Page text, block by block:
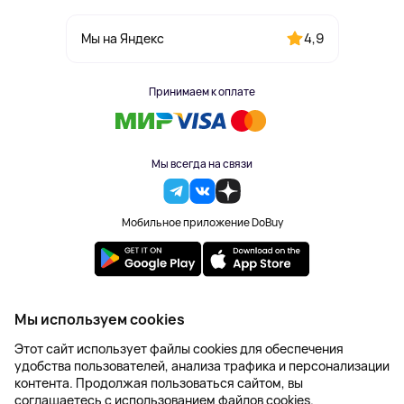
Мы на Яндекс 4,9
Принимаем к оплате
Мы всегда на связи
Мобильное приложение DoBuy
2023-2026 © DoBuy. Все права защищены
Правила обработки персональных данных
Пользовательское соглашение
Оферта
Создание сайта – NetLab
Мы используем cookies
Этот сайт использует файлы cookies для обеспечения
удобства пользователей, анализа трафика и персонализации
контента. Продолжая пользоваться сайтом, вы
соглашаетесь с использованием файлов cookies.